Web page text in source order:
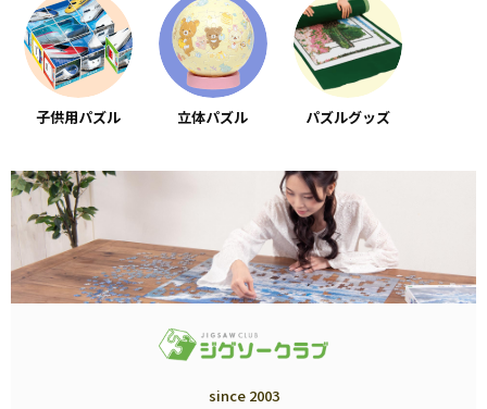
子供用パズル 立体パズル パズルグッズ
since 2003